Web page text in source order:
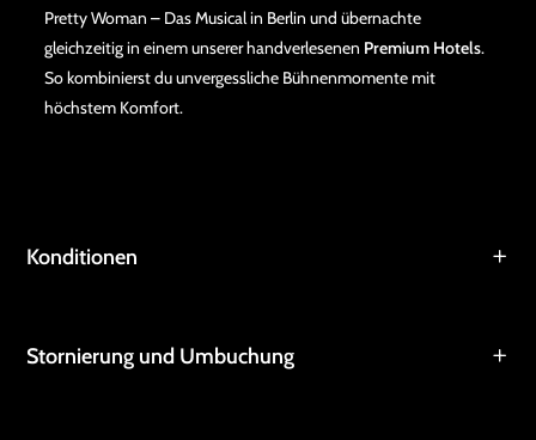
Pretty Woman – Das Musical in Berlin und übernachte
gleichzeitig in einem unserer handverlesenen Premium Hotels.
So kombinierst du unvergessliche Bühnenmomente mit
höchstem Komfort.
Konditionen
Stornierung und Umbuchung